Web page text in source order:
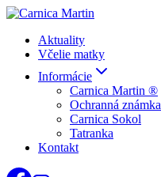
Skip
contentAktuality
Včelie matky
Informácie
Carnica Martin ®
Ochranná známka
Carnica Sokol
Tatranka
Kontakt